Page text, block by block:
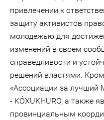
привлечении к
защиту активистов
молодежью для
изменений в своем
справедливости и
решений властями.
«Ассоциации за лучший
- KÓXUKHURO, а также
провинциальным